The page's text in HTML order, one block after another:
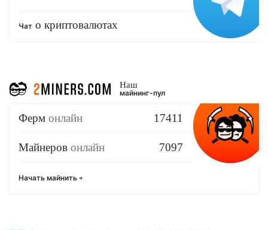
Чат о криптовалютах
Наш
майнинг-пул
Ферм онлайн 17411
Майнеров онлайн 7097
Начать майнить